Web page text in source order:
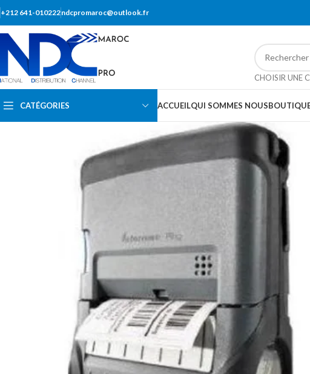
+212 641-010222ndcpromaroc@outlook.fr
CHOISIR UNE
CATÉGORIES ACCUEILQUI SOMMES NOUS